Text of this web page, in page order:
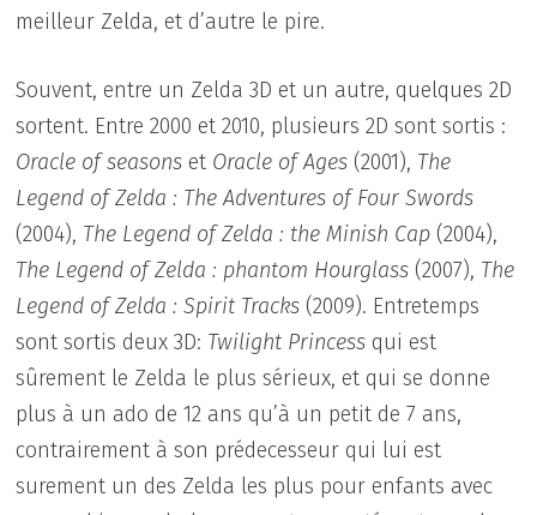
meilleur Zelda, et d’autre le pire.
Souvent, entre un Zelda 3D et un autre, quelques 2D
sortent. Entre 2000 et 2010, plusieurs 2D sont sortis :
Oracle of seasons et Oracle of Ages(2001), The
Legend of Zelda : The Adventures of Four Swords
(2004), The Legend of Zelda : the Minish Cap(2004),
The Legend of Zelda : phantom Hourglass (2007), The
Legend of Zelda : Spirit Tracks(2009). Entretemps
sont sortis deux 3D: Twilight Princess qui est
sûrement le Zelda le plus sérieux, et qui se donne
plus à un ado de 12 ans qu’à un petit de 7 ans,
contrairement à son prédecesseur qui lui est
surement un des Zelda les plus pour enfants avec